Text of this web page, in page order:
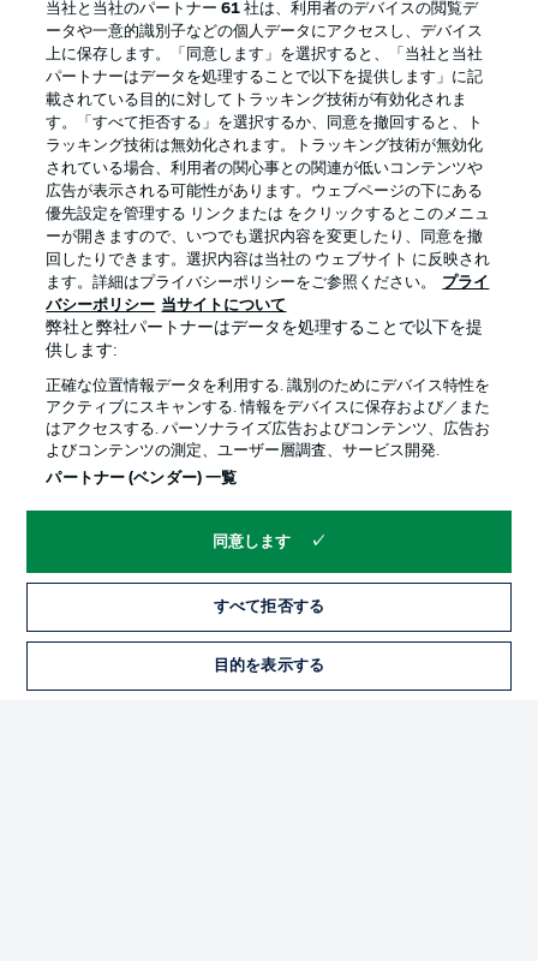
Football as it's meant to be
BUNDESLIGA APP
Official Partners
プライバシー・ポリシー 優先設定を管理する
当社と当社のパートナー61 社は、利用者のデバイスの閲覧デ
ータや一意的識別子などの個人データにアクセスし、デバイス
上に保存します。「同意します」を選択すると、「当社と当社
パートナーはデータを処理することで以下を提供します」に記
載されている目的に対してトラッキング技術が有効化されま
す。「すべて拒否する」を選択するか、同意を撤回すると、ト
ラッキング技術は無効化されます。トラッキング技術が無効化
されている場合、利用者の関心事との関連が低いコンテンツや
広告が表示される可能性があります。ウェブページの下にある
優先設定を管理する リンクまたは をクリックするとこのメニュ
ーが開きますので、いつでも選択内容を変更したり、同意を撤
回したりできます。選択内容は当社の ウェブサイト に反映され
ます。詳細はプライバシーポリシーをご参照ください。
プライ
バシーポリシー 当サイトについて
弊社と弊社パートナーはデータを処理することで以下を提
供します:
正確な位置情報データを利用する. 識別のためにデバイス特性を
アクティブにスキャンする. 情報をデバイスに保存および／また
はアクセスする. パーソナライズ広告およびコンテンツ、広告お
よびコンテンツの測定、ユーザー層調査、サービス開発.
パートナー (ベンダー) 一覧
同意します
すべて拒否する
目的を表示する